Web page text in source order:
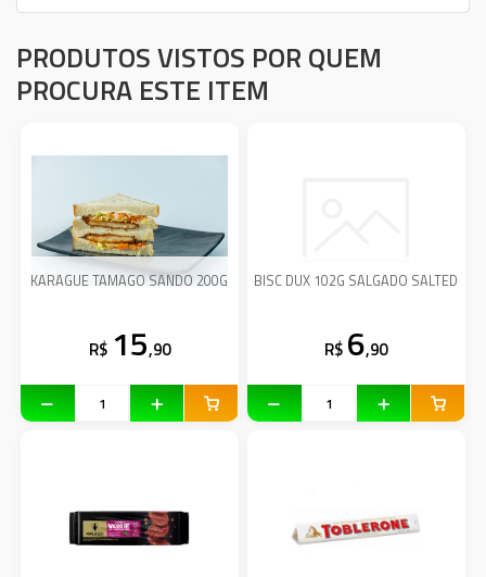
PRODUTOS VISTOS POR QUEM
PROCURA ESTE ITEM
KARAGUE TAMAGO SANDO 200G
R$ 15,90
BISC DUX 102G SALGADO SALTED
R$ 6,90